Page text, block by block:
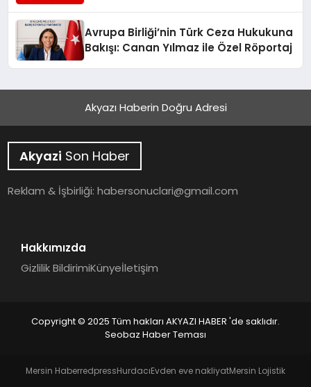
Avrupa Birliği’nin Türk Ceza Hukukuna
Bakışı: Canan Yılmaz ile Özel Röportaj
Akyazı Haberin Doğru Adresi
Akyazi Son Haber
Reklam & İşbirliği:habersonuclari@gmail.com
Hakkımızda
Gizlilik BildirimiKünyeİletişim
Copyright © 2025 Tüm hakları AKYAZI HABER 'de saklıdır.
Seobaz Haber Teması
Mersin HaberredpressHurdacıEvden eve nakliyatMersin Lojistik